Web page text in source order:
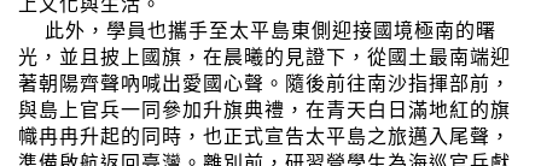
此外，學員也攜手至太平島東側迎接國境極南的曙
光，並且披上國旗，在晨曦的見證下，從國土最南端迎
著朝陽齊聲吶喊出愛國心聲。隨後前往南沙指揮部前，
與島上官兵一同參加升旗典禮，在青天白日滿地紅的旗
幟冉冉升起的同時，也正式宣告太平島之旅邁入尾聲，